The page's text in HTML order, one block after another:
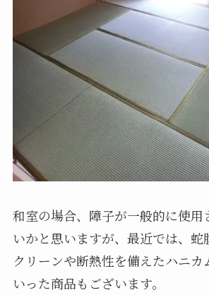
和室の場合、障子が一般的に使用
いかと思いますが、最近では、蛇
クリーンや断熱性を備えたハニカ
いった商品もございます。